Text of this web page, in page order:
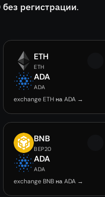
регистрации.
ETH
ETH
ADA
ADA
exchange ETH на ADA →
BNB
BEP20
ADA
ADA
exchange BNB на ADA →